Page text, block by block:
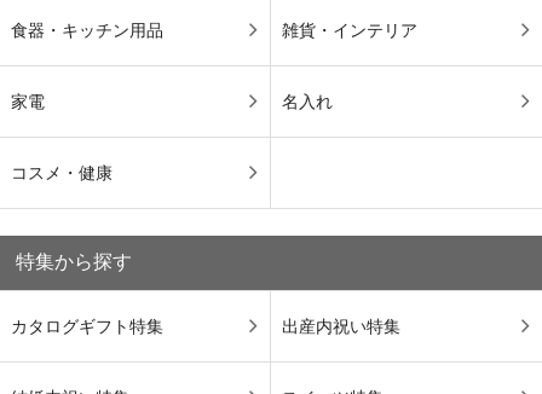
食器・キッチン用品 雑貨・インテリア
家電 名入れ
コスメ・健康
特集から探す
カタログギフト特集 出産内祝い特集